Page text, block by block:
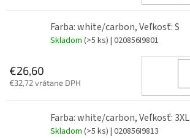
Farba: white/carbon, Veľkosť: S
Skladom (>5 ks) | 020856I9801
€26,60
€32,72 vrátane DPH
Farba: white/carbon, Veľkosť: 3XL
Skladom (>5 ks) | 020856I9813